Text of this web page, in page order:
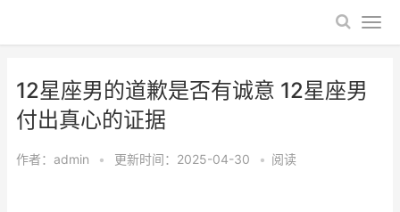
12星座男的道歉是否有诚意 12星座男
付出真心的证据
作者： admin • 更新时间：2025-04-30 • 阅读